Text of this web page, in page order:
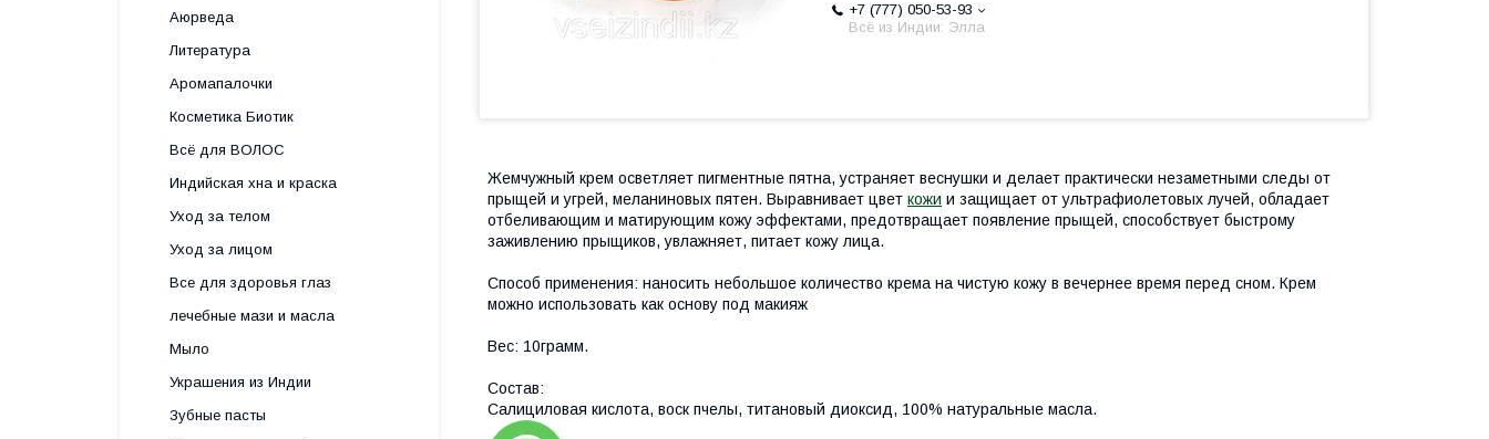
+7 (777) 050-53-93
Всё из Индии: Элла
Жемчужный крем осветляет пигментные пятна, устраняет веснушки и делает практически незаметными следы от
прыщей и угрей, меланиновых пятен. Выравнивает цвет кожи и защищает от ультрафиолетовых лучей, обладает
отбеливающим и матирующим кожу эффектами, предотвращает появление прыщей, способствует быстрому
заживлению прыщиков, увлажняет, питает кожу лица.
Способ применения: наносить небольшое количество крема на чистую кожу в вечернее время перед сном. Крем
можно использовать как основу под макияж
Вес: 10грамм.
Состав:
Салициловая кислота, воск пчелы, титановый диоксид, 100% натуральные масла.
Аюрведа
Литература
Аромапалочки
Косметика Биотик
Всё для ВОЛОС
Индийская хна и краска
Уход за телом
Уход за лицом
Все для здоровья глаз
лечебные мази и масла
Мыло
Украшения из Индии
Зубные пасты